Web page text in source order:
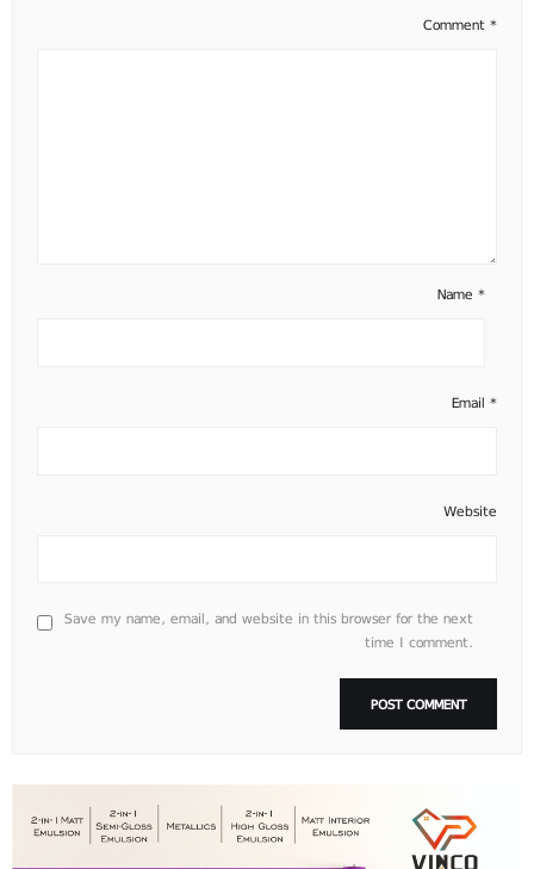
Comment *
Name *
Email *
Website
Save my name, email, and website in this browser for the next
time I comment.